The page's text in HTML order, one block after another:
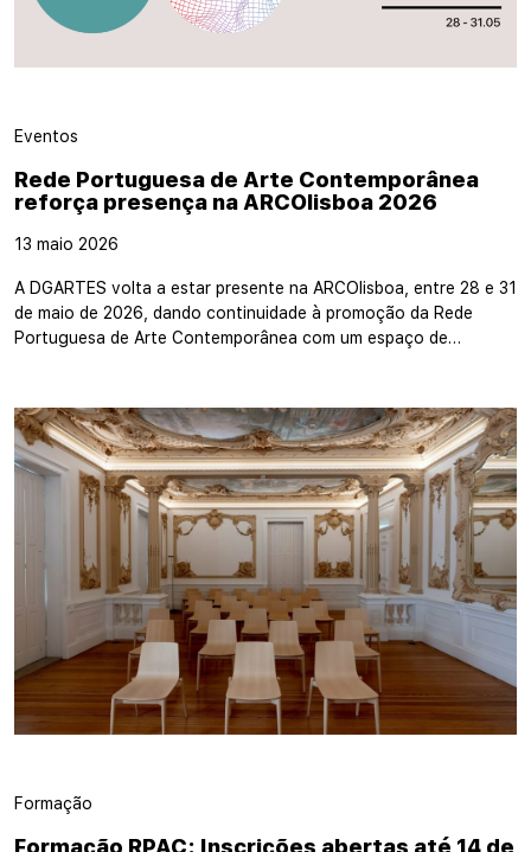
Eventos
Rede Portuguesa de Arte Contemporânea
reforça presença na ARCOlisboa 2026
13 maio 2026
A DGARTES volta a estar presente na ARCOlisboa, entre 28 e 31
de maio de 2026, dando continuidade à promoção da Rede
Portuguesa de Arte Contemporânea com um espaço de…
Formação
Formação RPAC: Inscrições abertas até 14 de